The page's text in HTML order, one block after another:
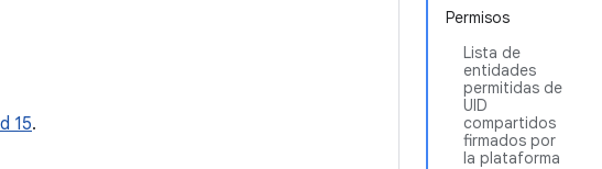
Permisos
Lista de
entidades
permitidas de
UID
compartidos
firmados por
la plataforma
15.